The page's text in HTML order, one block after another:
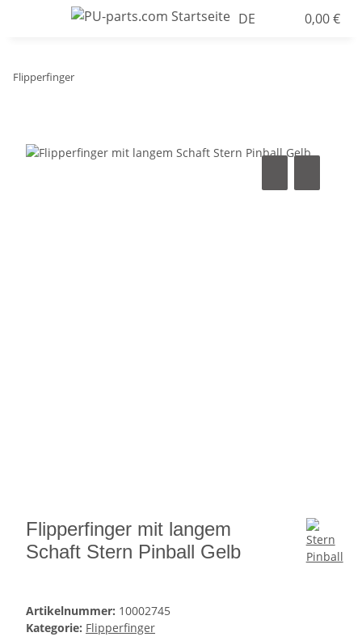
DE 0,00 €
Flipperfinger
Flipperfinger mit langem
Schaft Stern Pinball Gelb
Artikelnummer: 10002745
Kategorie: Flipperfinger